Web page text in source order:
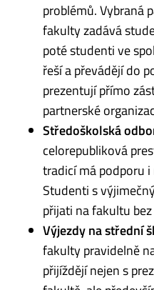
problémů. Vybraná
fakulty zadává
poté studenti ve
řeší a převádějí do
prezentují přímo
partnerské
Středoškolská
celorepubliková
tradicí má podporu
Studenti s
přijati na fakultu
Výjezdy na střední
fakulty pravidelně
přijíždějí nejen s